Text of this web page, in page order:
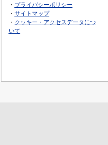
・ プライバシーポリシー
・ サイトマップ
・ クッキー・アクセスデータにつ
いて